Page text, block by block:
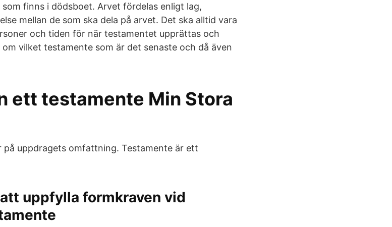
finns i dödsboet. Arvet fördelas enligt lag,
mellan de som ska dela på arvet. Det ska alltid vara
och tiden för när testamentet upprättas och
vilket testamente som är det senaste och då även
ett testamente Min Stora
på uppdragets omfattning. Testamente är ett
uppfylla formkraven vid